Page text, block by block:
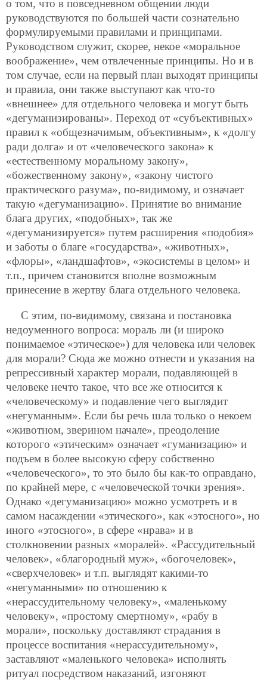
о том, что в повседневном общении люди
руководствуются по большей части сознательно
формулируемыми правилами и принципами.
Руководством служит, скорее, некое «моральное
воображение», чем отвлеченные принципы. Но и в
том случае, если на первый план выходят принципы
и правила, они также выступают как что-то
«внешнее» для отдельного человека и могут быть
«дегуманизированы». Переход от «субъективных»
правил к «общезначимым, объективным», к «долгу
ради долга» и от «человеческого закона» к
«естественному моральному закону»,
«божественному закону», «закону чистого
практического разума», по-видимому, и означает
такую «дегуманизацию». Принятие во внимание
блага других, «подобных», так же
«дегуманизируется» путем расширения «подобия»
и заботы о благе «государства», «животных»,
«флоры», «ландшафтов», «экосистемы в целом» и
т.п., причем становится вполне возможным
принесение в жертву блага отдельного человека.
С этим, по-видимому, связана и постановка
недоуменного вопроса: мораль ли (и широко
понимаемое «этическое») для человека или человек
для морали? Сюда же можно отнести и указания на
репрессивный характер морали, подавляющей в
человеке нечто такое, что все же относится к
«человеческому» и подавление чего выглядит
«негуманным». Если бы речь шла только о некоем
«животном, зверином начале», преодоление
которого «этическим» означает «гуманизацию» и
подъем в более высокую сферу собственно
«человеческого», то это было бы как-то оправдано,
по крайней мере, с «человеческой точки зрения».
Однако «дегуманизацию» можно усмотреть и в
самом насаждении «этического», как «этосного», но
иного «этосного», в сфере «нрава» и в
столкновении разных «моралей». «Рассудительный
человек», «благородный муж», «богочеловек»,
«сверхчеловек» и т.п. выглядят какими-то
«негуманными» по отношению к
«нерассудительному человеку», «маленькому
человеку», «простому смертному», «рабу в
морали», поскольку доставляют страдания в
процессе воспитания «нерассудительному»,
заставляют «маленького человека» исполнять
ритуал посредством наказаний, изгоняют